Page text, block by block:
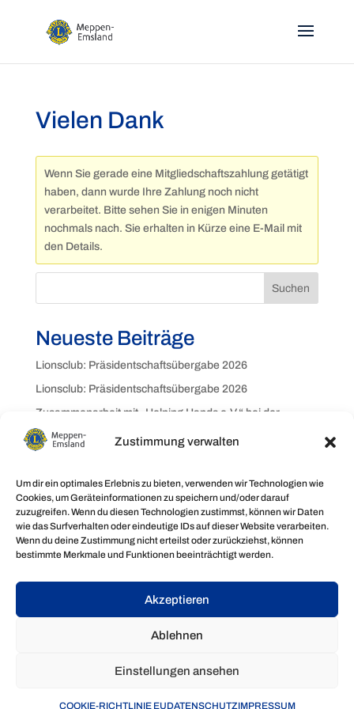
Zustimmung verwalten
Um dir ein optimales Erlebnis zu bieten, verwenden wir Technologien wie
Cookies, um Geräteinformationen zu speichern und/oder darauf
zuzugreifen. Wenn du diesen Technologien zustimmst, können wir Daten
wie das Surfverhalten oder eindeutige IDs auf dieser Website verarbeiten.
Wenn du deine Zustimmung nicht erteilst oder zurückziehst, können
bestimmte Merkmale und Funktionen beeinträchtigt werden.
Akzeptieren
Ablehnen
Einstellungen ansehen
COOKIE-RICHTLINIE EUDATENSCHUTZIMPRESSUM
Vielen Dank
Wenn Sie gerade eine Mitgliedschaftszahlung getätigt
haben, dann wurde Ihre Zahlung noch nicht
verarbeitet. Bitte sehen Sie in enigen Minuten
nochmals nach. Sie erhalten in Kürze eine E-Mail mit
den Details.
Suchen
Neueste Beiträge
Lionsclub: Präsidentschaftsübergabe 2026
Lionsclub: Präsidentschaftsübergabe 2026
Zusammenarbeit mit „Helping Hands e.V.“ bei der
Ukrainehilfe
Zusammenarbeit mit „Helping Hands e.V.“ bei der
Aalverkauf auf dem Weihnachtsmarkt brachte über 3200
€!
Neueste Kommentare
Es sind keine Kommentare vorhanden.
Cookie-Richtlinie (EU)